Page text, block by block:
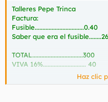
para poder salir de viaje lo
Es una putada ¿no?
Talleres Pepe Trinca
Factura:
Fusible................................0.40
Saber que era el
TOTAL.................................300
VIVA 16%............................ 40
TOTAL A
Haz clic